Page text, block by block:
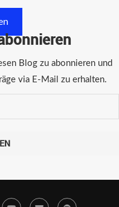
Blog zu abonnieren und
via E-Mail zu erhalten.